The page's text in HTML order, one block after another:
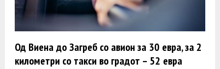
Од Виена до Загреб со авион за 30 евра, за 2
километри со такси во градот – 52 евра